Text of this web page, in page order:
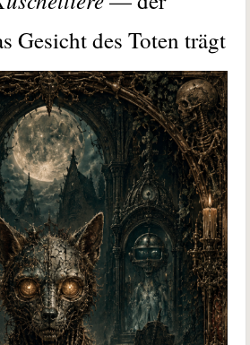
Gesicht des Toten trägt